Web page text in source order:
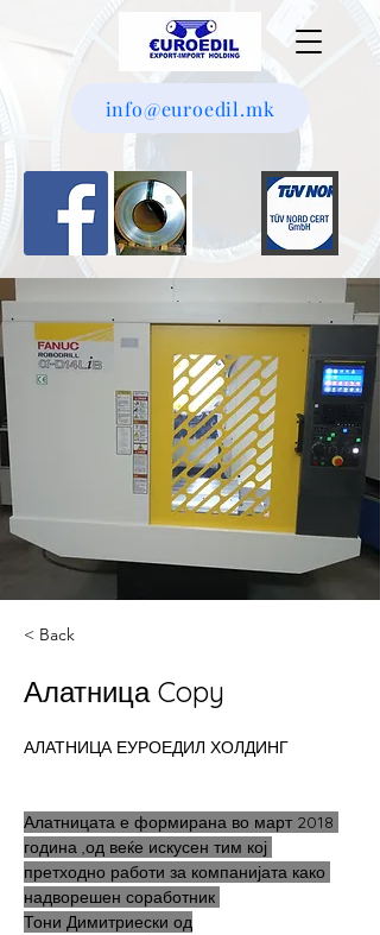
info@euroedil.mk
< Back
Алатница Copy
АЛАТНИЦА ЕУРОЕДИЛ ХОЛДИНГ
Алатницата е формирана во март 2018
година ,од веќе искусен тим кој
претходно работи за компанијата како
надворешен соработник
Тони Димитриески од